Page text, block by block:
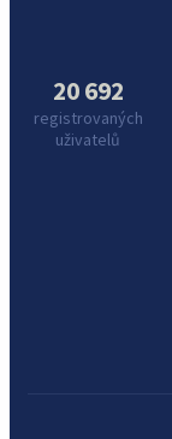
20 692
registrovaných
uživatelů